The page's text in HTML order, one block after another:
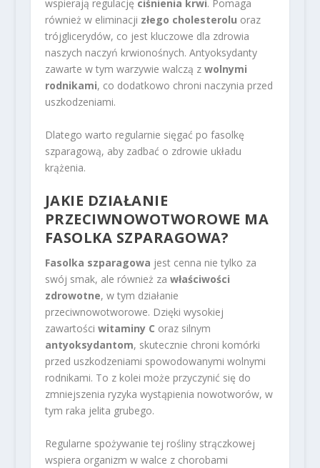
wspierają regulację ciśnienia krwi. Pomaga
również w eliminacji złego cholesterolu oraz
trójglicerydów, co jest kluczowe dla zdrowia
naszych naczyń krwionośnych. Antyoksydanty
zawarte w tym warzywie walczą z wolnymi
rodnikami, co dodatkowo chroni naczynia przed
uszkodzeniami.
Dlatego warto regularnie sięgać po fasolkę
szparagową, aby zadbać o zdrowie układu
krążenia.
JAKIE DZIAŁANIE
PRZECIWNOWOTWOROWE MA
FASOLKA SZPARAGOWA?
Fasolka szparagowa jest cenna nie tylko za
swój smak, ale również za właściwości
zdrowotne, w tym działanie
przeciwnowotworowe. Dzięki wysokiej
zawartości witaminy C oraz silnym
antyoksydantom, skutecznie chroni komórki
przed uszkodzeniami spowodowanymi wolnymi
rodnikami. To z kolei może przyczynić się do
zmniejszenia ryzyka wystąpienia nowotworów, w
tym raka jelita grubego.
Regularne spożywanie tej rośliny strączkowej
wspiera organizm w walce z chorobami